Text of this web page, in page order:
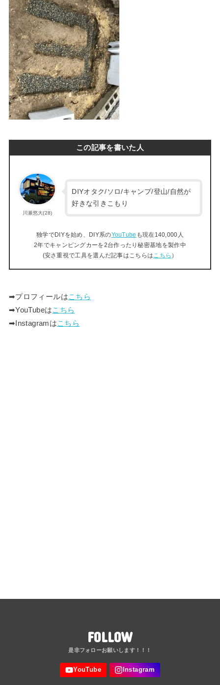
この記事を書いた人
川瀬悠大(28)
DIYオタク/ソロ/キャンプ/登山/自然が
好きな引きこもり
独学でDIYを始め、DIY系のYouTube も現在140,000人
2年でキャンピングカーを2台作ったり秘密基地を製作中
(安さ重視で工具を選んだ記事はこちらは こちら ）
➡︎プロフィールはこちら
➡︎YouTubeはこちら
➡︎Instagramはこちら
FOLLOW